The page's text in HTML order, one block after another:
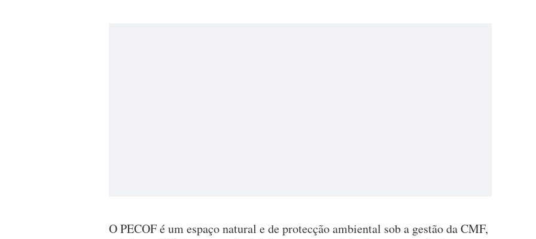
O PECOF é um espaço natural e de protecção ambiental sob a gestão da CMF,